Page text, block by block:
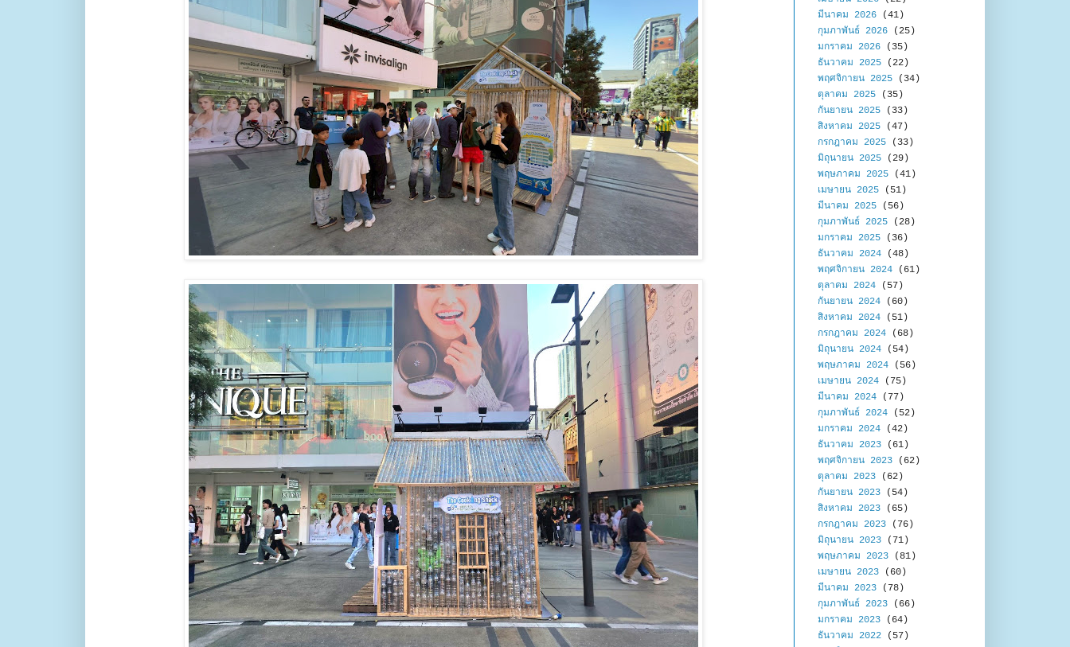
มีนาคม 2026 (41)
กุมภาพันธ์ 2026 (25)
มกราคม 2026 (35)
ธันวาคม 2025 (22)
พฤศจิกายน 2025 (34)
ตุลาคม 2025 (35)
กันยายน 2025 (33)
สิงหาคม 2025 (47)
กรกฎาคม 2025 (33)
มิถุนายน 2025 (29)
พฤษภาคม 2025 (41)
เมษายน 2025 (51)
มีนาคม 2025 (56)
กุมภาพันธ์ 2025 (28)
มกราคม 2025 (36)
ธันวาคม 2024 (48)
พฤศจิกายน 2024 (61)
ตุลาคม 2024 (57)
กันยายน 2024 (60)
สิงหาคม 2024 (51)
กรกฎาคม 2024 (68)
มิถุนายน 2024 (54)
พฤษภาคม 2024 (56)
เมษายน 2024 (75)
มีนาคม 2024 (77)
กุมภาพันธ์ 2024 (52)
มกราคม 2024 (42)
ธันวาคม 2023 (61)
พฤศจิกายน 2023 (62)
ตุลาคม 2023 (62)
กันยายน 2023 (54)
สิงหาคม 2023 (65)
กรกฎาคม 2023 (76)
มิถุนายน 2023 (71)
พฤษภาคม 2023 (81)
เมษายน 2023 (60)
มีนาคม 2023 (78)
กุมภาพันธ์ 2023 (66)
มกราคม 2023 (64)
ธันวาคม 2022 (57)